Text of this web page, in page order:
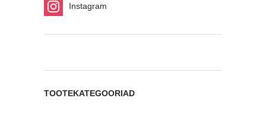
Instagram
TOOTEKATEGOORIAD